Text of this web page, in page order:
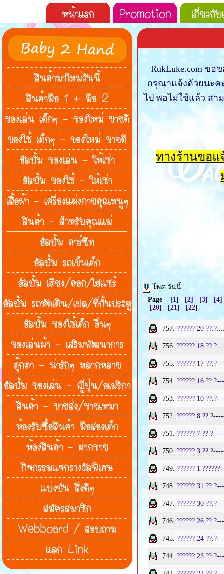
RukLuke.com ข
กรุณาแจ้งด้วยนะค
ไป พอไม่ใช้แล้ว สา
ทางร้านขอแ
โพส วันนี้
Page
[1] [2] [3]
[4]
[20]
[21] [22]
757. ?????? 20
756. ?????? 18
755. ?????? 17
754. ?????? 16
753. ?????? 10
752. ?????? 8
751. ?????? 7
750. ?????? 3
749. ?????? 1
748. ?????? 31
747. ?????? 30
746. ?????? 26
745. ?????? 24
744. ?????? 23